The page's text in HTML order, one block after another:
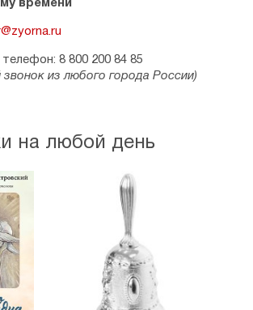
времени
8 800 200 84 85
звонок из любого города России)
на любой день